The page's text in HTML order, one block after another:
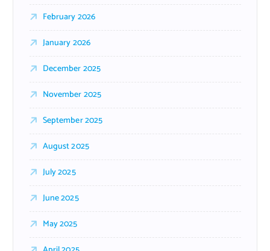
February 2026
January 2026
December 2025
November 2025
September 2025
August 2025
July 2025
June 2025
May 2025